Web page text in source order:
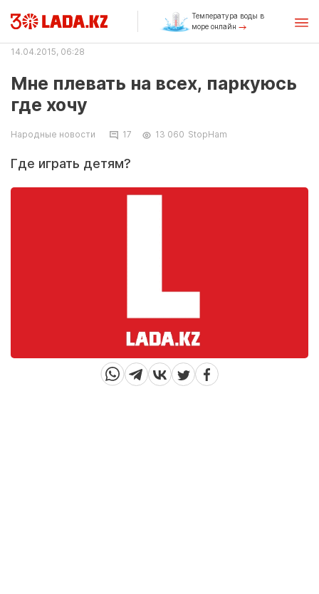
Температура воды в
море онлайн
14.04.2015, 06:28
Мне плевать на всех, паркуюсь
где хочу
Народные новости 17 13 060 StopHam
Где играть детям?